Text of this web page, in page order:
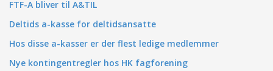
FTF-A bliver til A&TIL
Deltids a-kasse for deltidsansatte
Hos disse a-kasser er der flest ledige medlemmer
Nye kontingentregler hos HK fagforening